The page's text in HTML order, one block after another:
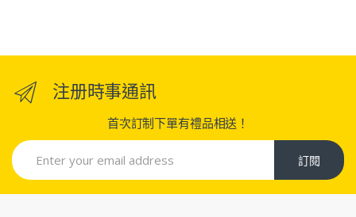
注册時事通訊
首次訂制下單有禮品相送！
訂閱